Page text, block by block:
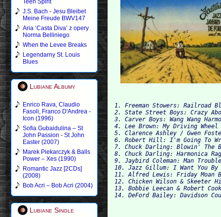
Teen Spirit
J.S. Bach - Jesu Bleibet
Meine Freude BWV147
Aria ‘Casta Diva’ z opery
Norma Belliniego
When the Levee Breaks
Legendarny St. Louis
Blues
Lubiane Albumy
Enrico Rava, Claudio
Fasoli, Franco D'Andrea -
Icon (1996)
Sofia Gubaidulina – St
John Passion - St John
Easter (2007)
Marek Piekarczyk & Balls
Power – Xes (1990)
Romantic Jazz [2CDs]
(2008)
Bob Acri – Bob Acri (2004)
Lubiane Single
1. Freeman Stowers: Railroad
2. State Street Boys: Crazy
3. Carver Boys: Wang Wang
4. Lee Brown: My Driving Wheel
5. Clarence Ashley / Gwen
6. Robert Hill: I'm Going To
7. Chuck Darling: Blowin' The
8. Chuck Darling: Harmonica
9. Jaybird Coleman: Man
10. Jazz Gillum: I Want You By
11. Alfred Lewis: Friday Moan
12. Chicken Wilson & Skeeter
13. Bobbie Leecan & Robert